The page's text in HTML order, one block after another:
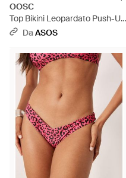
OOSC
Top Bikini Leopardato Push-Up
- Rosso
DaASOS